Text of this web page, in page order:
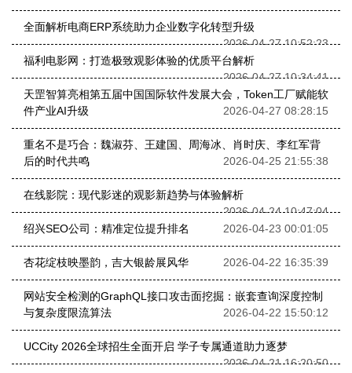
全面解析电商ERP系统助力企业数字化转型升级
2026-04-27 10:52:23
福利电影网：打造极致观影体验的优质平台解析
2026-04-27 10:34:41
天罡智算亮相第五届中国国际软件发展大会，Token工厂赋能软
件产业AI升级
2026-04-27 08:28:15
重名不是巧合：魏淑芬、王建国、周海冰、肖时庆、李红军背
后的时代共鸣
2026-04-25 21:55:38
在线影院：现代影迷的观影新趋势与体验解析
2026-04-24 10:47:04
绍兴SEO公司：精准定位提升排名
2026-04-23 00:01:05
杏花绽枝映墨韵，吉大银龄展风华 2026-04-22 16:35:39
网站安全检测的GraphQL接口攻击面挖掘：嵌套查询深度控制
与复杂度限流算法
2026-04-22 15:50:12
UCCity 2026全球招生全面开启 学子专属通道助力逐梦
2026-04-21 16:20:50